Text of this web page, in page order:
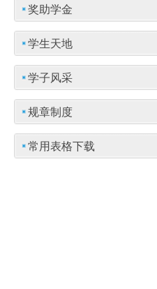
奖助学金
学生天地
学子风采
规章制度
常用表格下载